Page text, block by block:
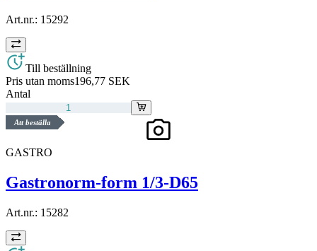
Art.nr.: 15292
Till beställning
Pris utan moms196,77 SEK
Antal
Att beställa
GASTRO
Gastronorm-form 1/3-D65
Art.nr.: 15282